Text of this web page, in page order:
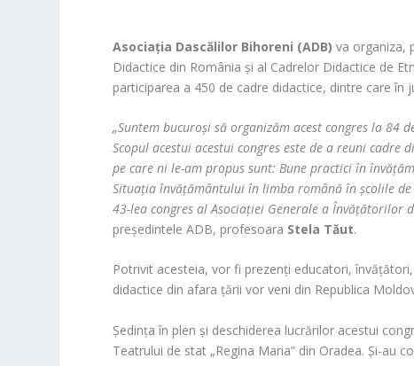
Asociaţia Dascălilor Bihoreni (ADB)va organiza,
Didactice din România şi al Cadrelor Didactice de
participarea a 450 de cadre didactice, dintre care în
„Suntem bucuroşi să organizăm acest congres la 84
Scopul acestui acestui congres este de a reuni
pe care ni le-am propus sunt: Bune practici în
Situaţia învăţământului în limba română în şcolile
43-lea congres al Asociaţiei Generale a Învăţătorilor
preşedintele ADB, profesoara Stela Tăut.
Potrivit acesteia, vor fi prezenţi educatori,
didactice din afara ţării vor veni din Republica
Şedinţa în plen şi deschiderea lucrărilor acestui
Teatrului de stat „Regina Maria” din Oradea. Şi-au